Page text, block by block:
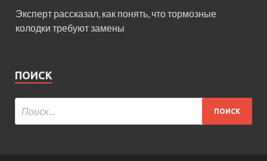
Эксперт рассказал, как понять, что тормозные
колодки требуют замены
ПОИСК